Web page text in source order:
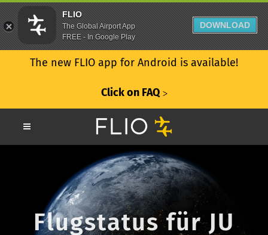
The new FLIO app for Android is available!
Click on FAQ ᐳ
Flugstatus für JU
FLIO
The Global Airport App
FREE - In Google Play
DOWNLOAD